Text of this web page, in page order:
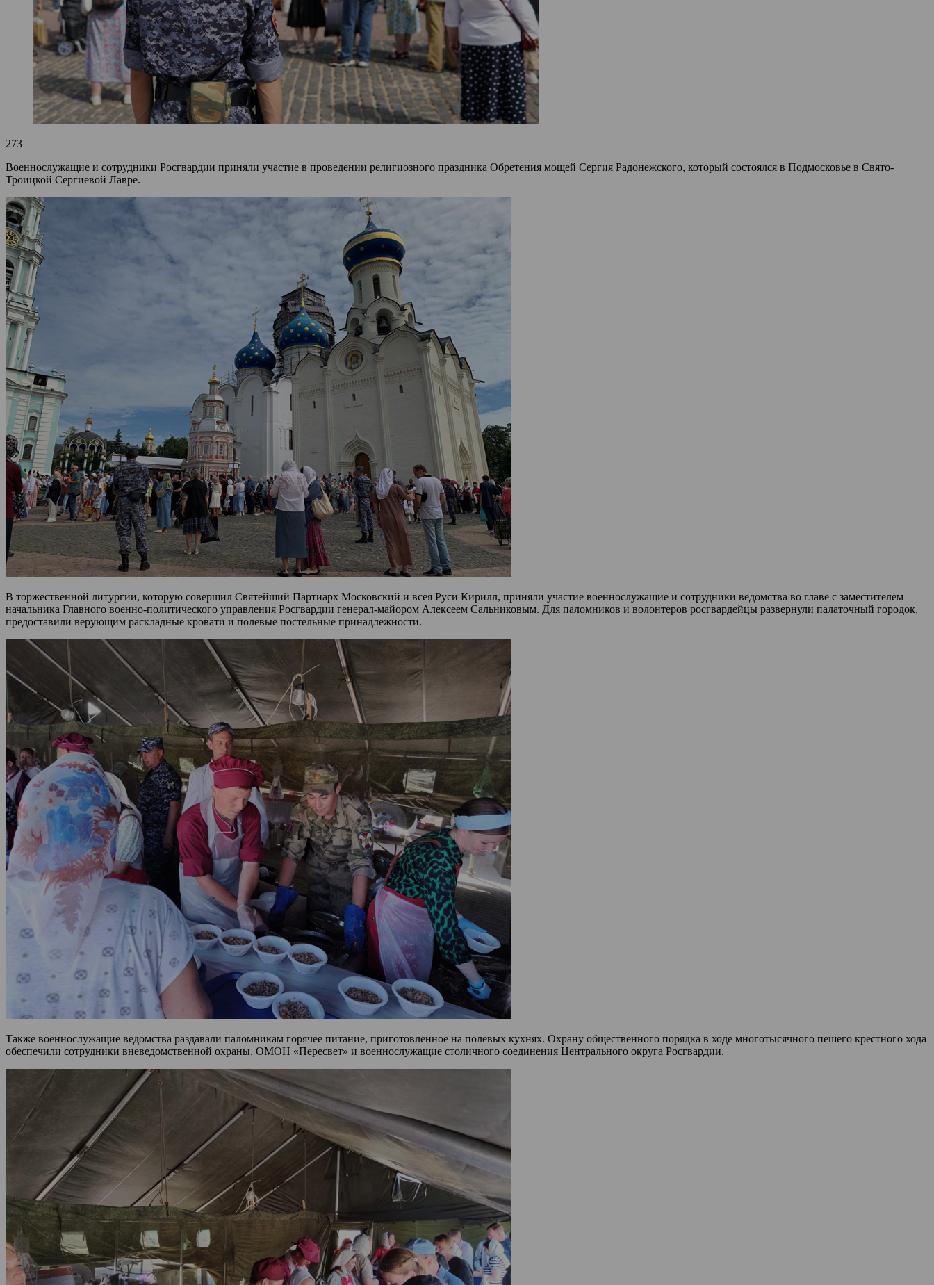
273
Военнослужащие и сотрудники Росгвардии приняли участие в проведении религиозного праздника Обретения мощей Сергия Радонежского, который состоялся в Подмосковье в Свято-
Троицкой Сергиевой Лавре.
В торжественной литургии, которую совершил Святейший Партиарх Московский и всея Руси Кирилл, приняли участие военнослужащие и сотрудники ведомства во главе с заместителем
начальника Главного военно-политического управления Росгвардии генерал-майором Алексеем Сальниковым. Для паломников и волонтеров росгвардейцы развернули палаточный городок,
предоставили верующим раскладные кровати и полевые постельные принадлежности.
Также военнослужащие ведомства раздавали паломникам горячее питание, приготовленное на полевых кухнях. Охрану общественного порядка в ходе многотысячного пешего крестного хода
обеспечили сотрудники вневедомственной охраны, ОМОН «Пересвет» и военнослужащие столичного соединения Центрального округа Росгвардии.